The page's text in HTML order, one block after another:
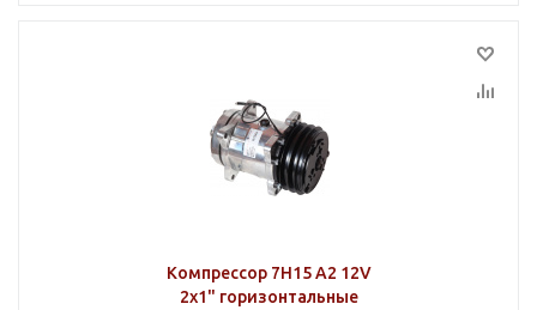
Компрессор 7H15 A2 12V
2х1" горизонтальные